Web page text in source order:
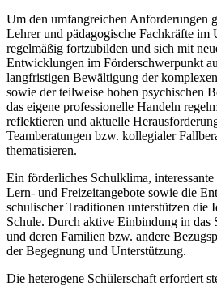
Um den umfangreichen Anforderungen
Lehrer und pädagogische Fachkräfte im
regelmäßig fortzubilden und sich mit
Entwicklungen im Förderschwerpunkt
langfristigen Bewältigung der
sowie der teilweise hohen psychischen
das eigene professionelle Handeln
reflektieren und aktuelle
Teamberatungen bzw. kollegialer
thematisieren.
Ein förderliches Schulklima,
Lern- und Freizeitangebote sowie die
schulischer Traditionen unterstützen die
Schule. Durch aktive Einbindung in das
und deren Familien bzw. andere
der Begegnung und Unterstützung.
Die heterogene Schülerschaft erfordert